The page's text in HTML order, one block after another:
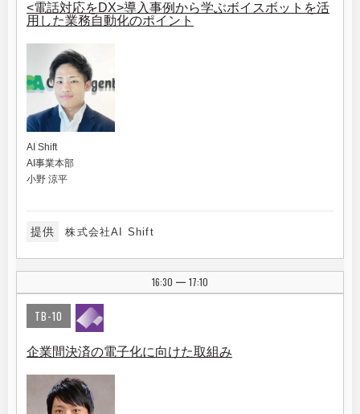
<電話対応をDX>導入事例から学ぶボイスボットを活
用した業務自動化のポイント
AI Shift
AI事業本部
小野 涼平
提供 株式会社AI Shift
16:30 | 17:10
TB-10
企業間決済の電子化に向けた取組み